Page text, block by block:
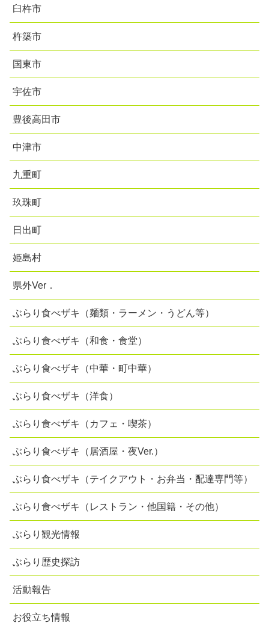
臼杵市
杵築市
国東市
宇佐市
豊後高田市
中津市
九重町
玖珠町
日出町
姫島村
県外Ver．
ぶらり食べザキ（麺類・ラーメン・うどん等）
ぶらり食べザキ（和食・食堂）
ぶらり食べザキ（中華・町中華）
ぶらり食べザキ（洋食）
ぶらり食べザキ（カフェ・喫茶）
ぶらり食べザキ（居酒屋・夜Ver.）
ぶらり食べザキ（テイクアウト・お弁当・配達専門等）
ぶらり食べザキ（レストラン・他国籍・その他）
ぶらり観光情報
ぶらり歴史探訪
活動報告
お役立ち情報